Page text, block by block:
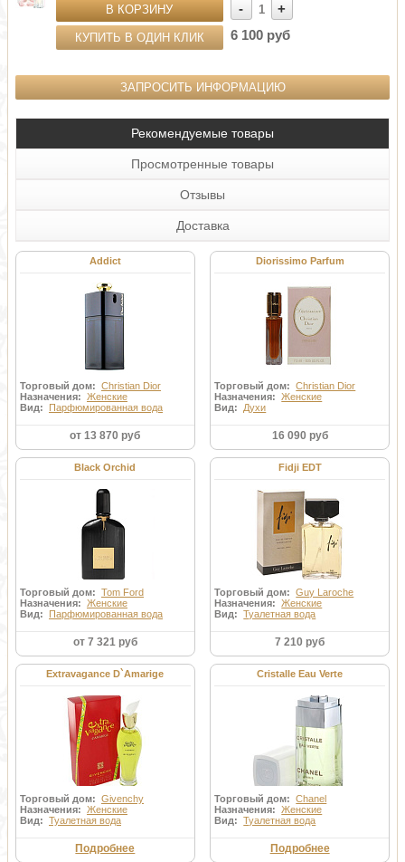
В КОРЗИНУ
КУПИТЬ В ОДИН КЛИК
- 1
+
6 100 руб
ЗАПРОСИТЬ ИНФОРМАЦИЮ
Рекомендуемые товары
Просмотренные товары
Отзывы
Доставка
Addict
Торговый дом: Christian Dior
Назначения: Женские
Вид: Парфюмированная вода
от 13 870 руб
Diorissimo Parfum
Торговый дом:Christian Dior
Назначения:Женские
Вид: Духи
16 090 руб
Black Orchid
Торговый дом: Tom Ford
Назначения: Женские
Вид: Парфюмированная вода
от 7 321 руб
Fidji EDT
Торговый дом:Guy Laroche
Назначения:Женские
Вид:Туалетная вода
7 210 руб
Extravagance D`Amarige
Торговый дом: Givenchy
Назначения: Женские
Вид: Туалетная вода
Подробнее
Cristalle Eau Verte
Торговый дом:Chanel
Назначения:Женские
Вид:Туалетная вода
Подробнее